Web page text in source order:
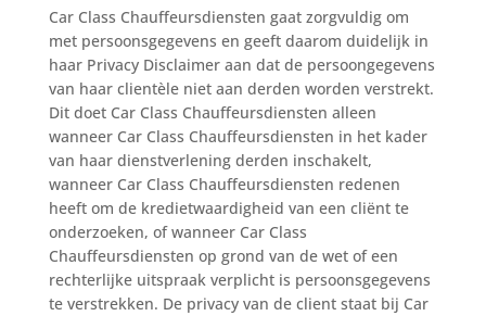
Car Class Chauffeursdiensten gaat zorgvuldig om
met persoonsgegevens en geeft daarom duidelijk in
haar Privacy Disclaimer aan dat de persoongegevens
van haar clientèle niet aan derden worden verstrekt.
Dit doet Car Class Chauffeursdiensten alleen
wanneer Car Class Chauffeursdiensten in het kader
van haar dienstverlening derden inschakelt,
wanneer Car Class Chauffeursdiensten redenen
heeft om de kredietwaardigheid van een cliënt te
onderzoeken, of wanneer Car Class
Chauffeursdiensten op grond van de wet of een
rechterlijke uitspraak verplicht is persoonsgegevens
te verstrekken. De privacy van de client staat bij Car